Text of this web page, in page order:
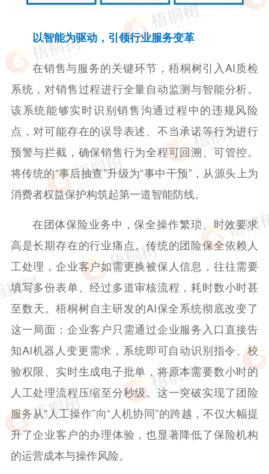
以智能为驱动，引领行业服务变革
在销售与服务的关键环节，梧桐树引入AI质检
系统，对销售过程进行全量自动监测与智能分析。
该系统能够实时识别销售沟通过程中的违规风险
点，对可能存在的误导表述、不当承诺等行为进行
预警与拦截，确保销售行为全程可回溯、可管控。
将传统的“事后抽查”升级为“事中干预”，从源头上为
消费者权益保护构筑起第一道智能防线。
在团体保险业务中，保全操作繁琐、时效要求
高是长期存在的行业痛点。传统的团险保全依赖人
工处理，企业客户如需更换被保人信息，往往需要
填写多份表单、经过多道审核流程，耗时数小时甚
至数天。梧桐树自主研发的AI保全系统彻底改变了
这一局面：企业客户只需通过企业服务入口直接告
知AI机器人变更需求，系统即可自动识别指令、校
验权限、实时生成电子批单，将原本需要数小时的
人工处理流程压缩至分秒级。这一突破实现了团险
服务从“人工操作”向“人机协同”的跨越，不仅大幅提
升了企业客户的办理体验，也显著降低了保险机构
的运营成本与操作风险。